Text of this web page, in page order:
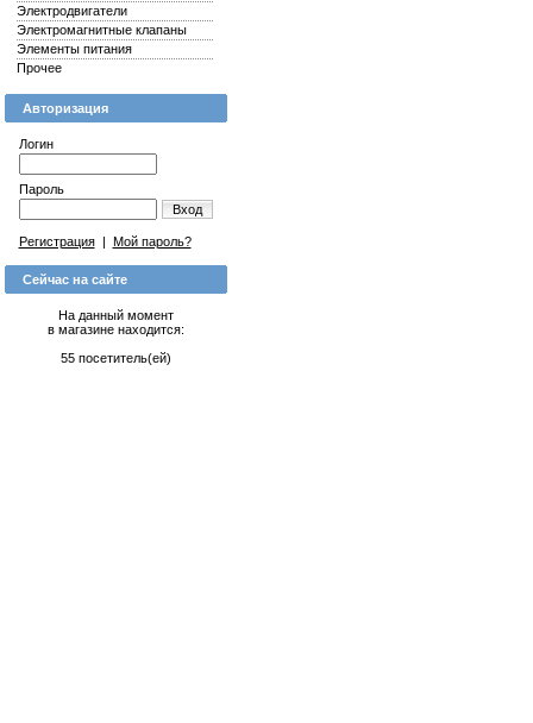
Электродвигатели
Электромагнитные клапаны
Элементы питания
Прочее
Авторизация
Логин
Пароль
Вход
Регистрация| Мой пароль?
Сейчас на сайте
На данный момент
в магазине находится:
55 посетитель(ей)